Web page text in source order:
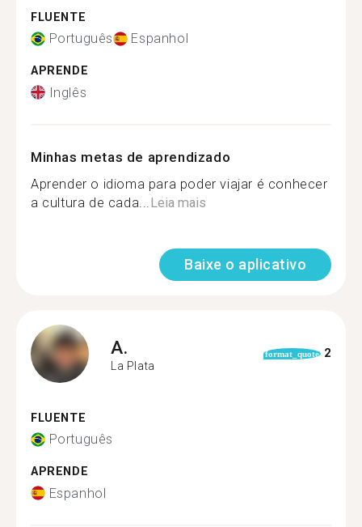
FLUENTE
Português Espanhol
APRENDE
Inglês
Minhas metas de aprendizado
Aprender o idioma para poder viajar é conhecer
a cultura de cada... Leia mais
Baixe o aplicativo
A.
La Plata
format_quote 2
FLUENTE
Português
APRENDE
Espanhol